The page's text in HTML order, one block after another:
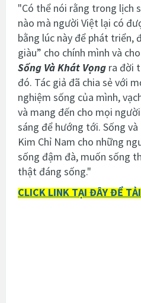
"Có thể nói rằng trong lịch
nào mà người Việt lại có
bằng lúc này để phát triển,
giàu” cho chính mình và
Sống Và Khát Vọng ra đời
đó. Tác giả đã chia sẻ với
nghiệm sống của mình,
và mang đến cho mọi
sáng để hướng tới. Sống
Kim Chỉ Nam cho những
sống đậm đà, muốn sống
thật đáng sống."
CLICK LINK TẠI ĐÂY ĐỂ